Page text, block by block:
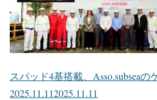
スパッド4基搭載、Asso.subsea
2025.11.112025.11.11